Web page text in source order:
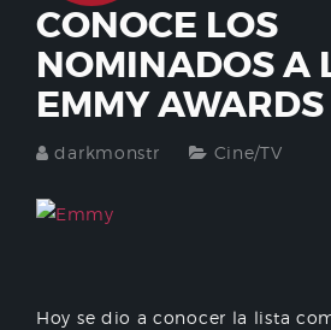
CONOCE LOS
NOMINADOS A
EMMY
darkmonstr Cine/TV
Hoy se dio a conocer la lista